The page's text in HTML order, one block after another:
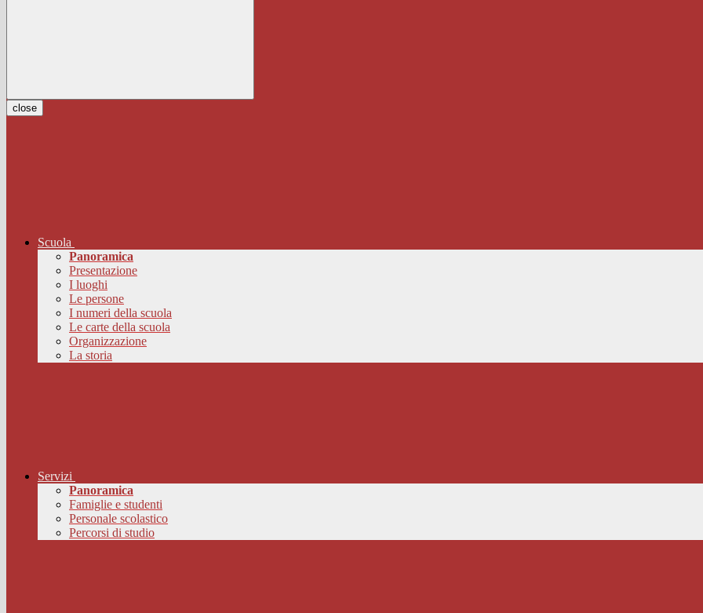
close
Scuola
Panoramica
Presentazione
I luoghi
Le persone
I numeri della scuola
Le carte della scuola
Organizzazione
La storia
Servizi
Panoramica
Famiglie e studenti
Personale scolastico
Percorsi di studio